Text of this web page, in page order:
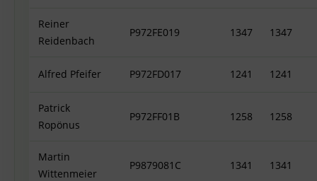
Reiner
Reidenbach
P972FE019 1347 1347
Alfred Pfeifer P972FD017 1241 1241
Patrick
Ropönus
P972FF01B 1258 1258
Martin
Wittenmeier
P9879081C 1341 1341